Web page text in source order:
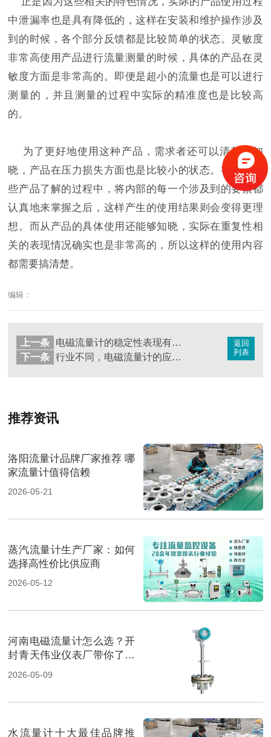
中泄漏率也是具有降低的，这样在安装和维护操作涉及
到的时候，各个部分反馈都是比较简单的状态。灵敏度
非常高使用产品进行流量测量的时候，具体的产品在灵
敏度方面是非常高的。即便是超小的流量也是可以进行
测量的，并且测量的过程中实际的精准度也是比较高
的。
为了更好地使用这种产品，需求者还可以清楚地知
晓，产品在压力损失方面也是比较小的状态。有关于这
些产品了解的过程中，将内部的每一个涉及到的要素都
认真地来掌握之后，这样产生的使用结果则会变得更理
想。而从产品的具体使用还能够知晓，实际在重复性相
关的表现情况确实也是非常高的，所以这样的使用内容
都需要搞清楚。
编辑：
返回
列表
上一条
电磁流量计的稳定性表现有哪些？注意事项是保障
下一条
行业不同，电磁流量计的应用有哪些区别
推荐资讯
洛阳流量计品牌厂家推荐 哪
家流量计值得信赖
2026-05-21
蒸汽流量计生产厂家：如何
选择高性价比供应商
2026-05-12
河南电磁流量计怎么选？开
封青天伟业仪表厂带你了解
最佳选择
2026-05-09
水流量计十大最佳品牌推